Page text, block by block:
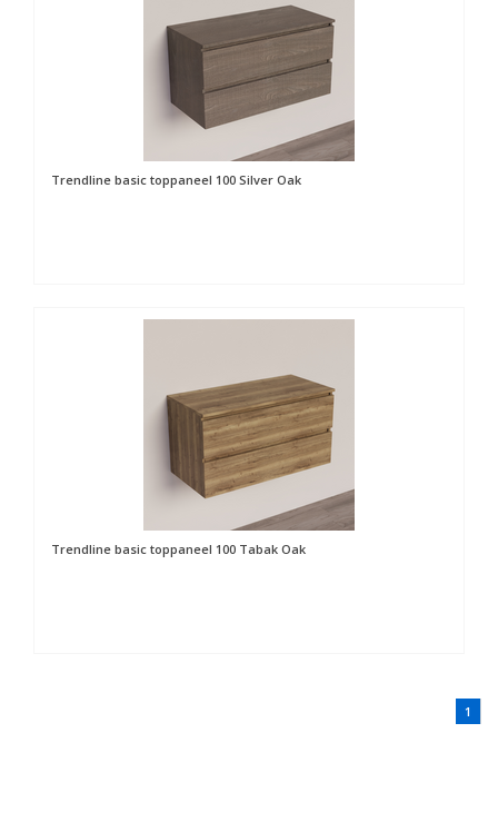
Trendline basic toppaneel 100 Silver Oak
Trendline basic toppaneel 100 Tabak Oak
1